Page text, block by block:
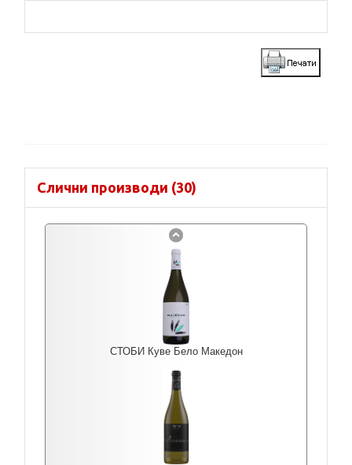
Слични производи (30)
СТОБИ Куве Бело Македон